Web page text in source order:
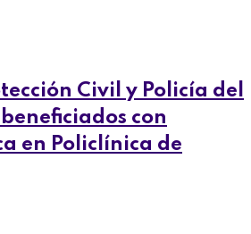
Civil y Policía del
con
en Policlínica de